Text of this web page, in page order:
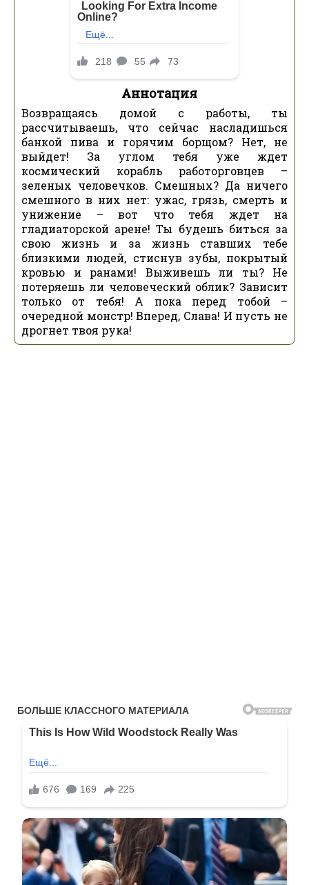
Аннотация
Возвращаясь домой с работы, ты
рассчитываешь, что сейчас насладишься
банкой пива и горячим борщом? Нет, не
выйдет! За углом тебя уже ждет
космический корабль работорговцев –
зеленых человечков. Смешных? Да ничего
смешного в них нет: ужас, грязь, смерть и
унижение – вот что тебя ждет на
гладиаторской арене! Ты будешь биться за
свою жизнь и за жизнь ставших тебе
близкими людей, стиснув зубы, покрытый
кровью и ранами! Выживешь ли ты? Не
потеряешь ли человеческий облик? Зависит
только от тебя! А пока перед тобой –
очередной монстр! Вперед, Слава! И пусть не
дрогнет твоя рука!